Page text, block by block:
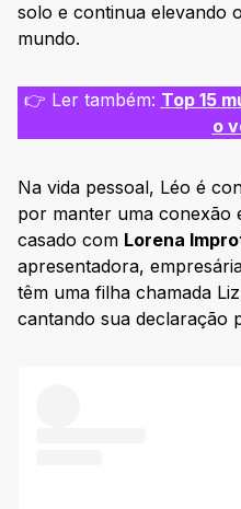
solo e continua elevando
mundo.
👉 Ler também: Top 15
o
Na vida pessoal, Léo é
por manter uma conexão
casado com Lorena
apresentadora,
têm uma filha chamada
cantando sua declaração